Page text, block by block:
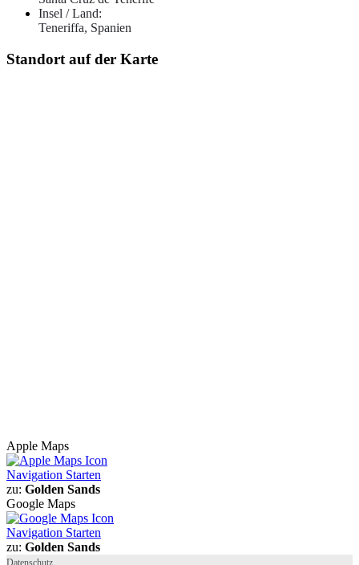
Insel / Land:
Teneriffa, Spanien
Standort auf der Karte
Apple Maps
Navigation Starten
zu: Golden Sands
Google Maps
Navigation Starten
zu: Golden Sands